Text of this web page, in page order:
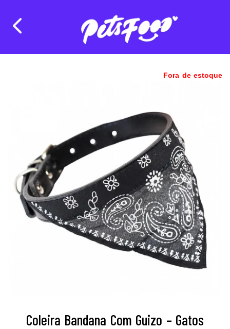
Fora de estoque
Coleira Bandana Com Guizo – Gatos